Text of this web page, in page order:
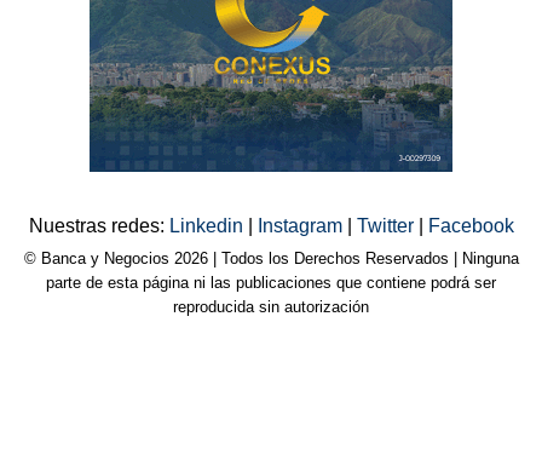
Nuestras redes: Linkedin Instagram Twitter Facebook
© Banca y Negocios 2026 | Todos los Derechos Reservados | Ninguna
parte de esta página ni las publicaciones que contiene podrá ser
reproducida sin autorización